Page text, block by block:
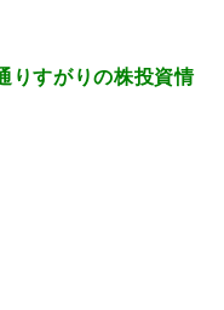
りすがりの株投資情